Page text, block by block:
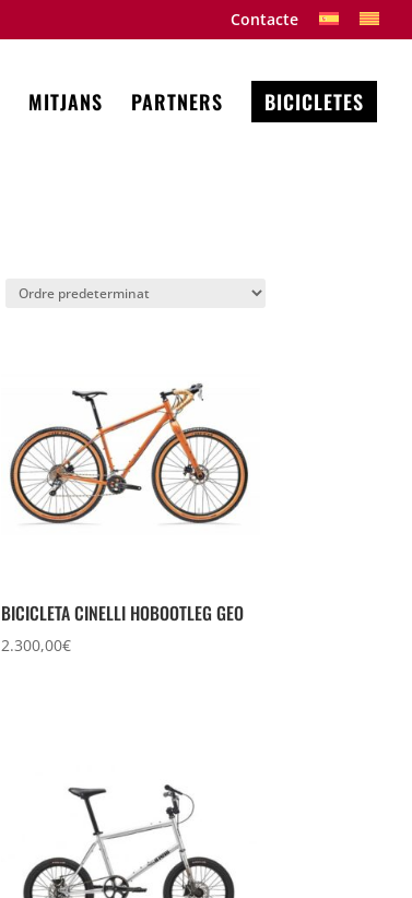
Contacte
MITJANS PARTNERS BICICLETES
BICICLETA CINELLI HOBOOTLEG GEO
2.300,00€